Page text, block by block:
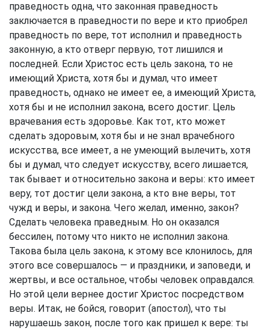
праведность одна, что законная праведность
заключается в праведности по вере и кто приобрел
праведность по вере, тот исполнил и праведность
законную, а кто отверг первую, тот лишился и
последней. Если Христос есть цель закона, то не
имеющий Христа, хотя бы и думал, что имеет
праведность, однако не имеет ее, а имеющий Христа,
хотя бы и не исполнил закона, всего достиг. Цель
врачевания есть здоровье. Как тот, кто может
сделать здоровым, хотя бы и не знал врачебного
искусства, все имеет, а не умеющий вылечить, хотя
бы и думал, что следует искусству, всего лишается,
так бывает и относительно закона и веры: кто имеет
веру, тот достиг цели закона, а кто вне веры, тот
чужд и веры, и закона. Чего желал, именно, закон?
Сделать человека праведным. Но он оказался
бессилен, потому что никто не исполнил закона.
Такова была цель закона, к этому все клонилось, для
этого все совершалось — и праздники, и заповеди, и
жертвы, и все остальное, чтобы человек оправдался.
Но этой цели вернее достиг Христос посредством
веры. Итак, не бойся, говорит (апостол), что ты
нарушаешь закон, после того как пришел к вере: ты